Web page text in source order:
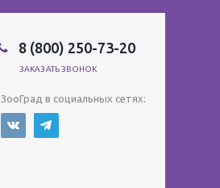
8 (800) 250-73-20
ЗАКАЗАТЬ ЗВОНОК
ЗооГрад в социальных сетях: